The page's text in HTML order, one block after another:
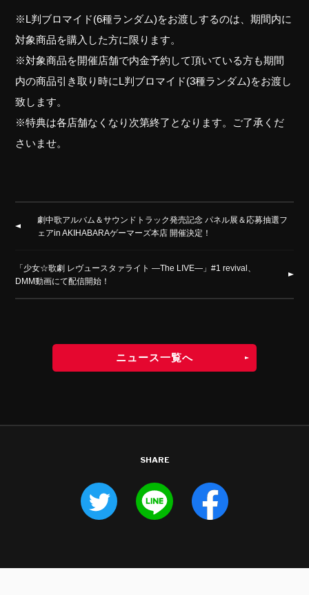
※L判ブロマイド(6種ランダム)をお渡しするのは、期間内に
対象商品を購入した方に限ります。
※対象商品を開催店舗で内金予約して頂いている方も期間
内の商品引き取り時にL判ブロマイド(3種ランダム)をお渡し
致します。
※特典は各店舗なくなり次第終了となります。ご了承くだ
さいませ。
劇中歌アルバム＆サウンドトラック発売記念 パネル展＆応募抽選フ
ェアin AKIHABARAゲーマーズ本店 開催決定！
「少女☆歌劇 レヴュースタァライト ―The LIVE―」#1 revival、
DMM動画にて配信開始！
ニュース一覧へ
SHARE